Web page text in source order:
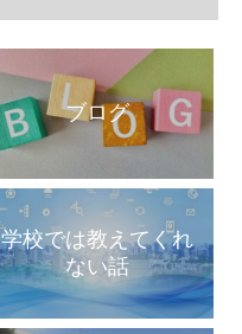
ブログ
学校では教えてくれ
ない話